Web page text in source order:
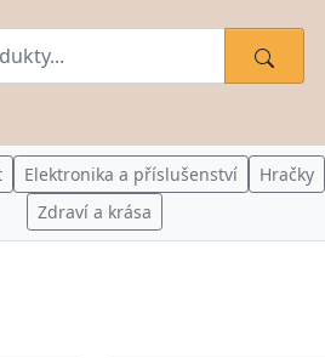
Elektronika a příslušenství Hračky
Zdraví a krása